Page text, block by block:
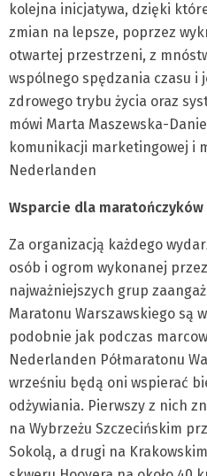
kolejna inicjatywa, dzięki
zmian na lepsze, poprzez
otwartej przestrzeni, z
wspólnego spędzania czasu i
zdrowego trybu życia oraz
mówi Marta Maszewska-
komunikacji marketingowej i
Nederlanden
Wsparcie dla maratończyków
Za organizacją każdego
osób i ogrom wykonanej
najważniejszych grup
Maratonu Warszawskiego są
podobnie jak podczas
Nederlanden Półmaratonu
wrześniu będą oni wspierać
odżywiania. Pierwszy z nich
na Wybrzeżu Szczecińskim
Sokolą, a drugi na